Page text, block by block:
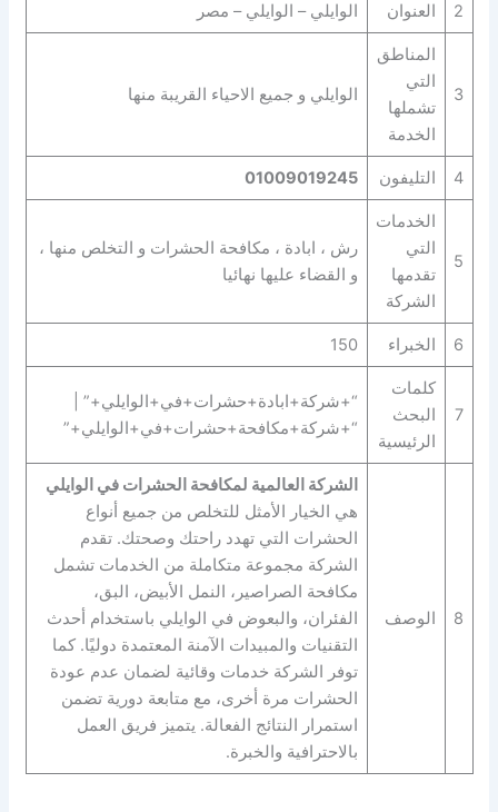
2 العنوان الوايلي – الوايلي – مصر
3
المناطق
التي
تشملها
الخدمة
الوايلي و جميع الاحياء القريبة منها
4 التليفون 01009019245
5
الخدمات
التي
تقدمها
الشركة
رش ، ابادة ، مكافحة الحشرات و التخلص منها ،
و القضاء عليها نهائيا
6 الخبراء 150
7
كلمات
البحث
الرئيسية
“+شركة+ابادة+حشرات+في+الوايلي+” |
“+شركة+مكافحة+حشرات+في+الوايلي+”
8 الوصف
الشركة العالمية لمكافحة الحشرات في الوايلي
هي الخيار الأمثل للتخلص من جميع أنواع
الحشرات التي تهدد راحتك وصحتك. تقدم
الشركة مجموعة متكاملة من الخدمات تشمل
مكافحة الصراصير، النمل الأبيض، البق،
الفئران، والبعوض في الوايلي باستخدام أحدث
التقنيات والمبيدات الآمنة المعتمدة دوليًا. كما
توفر الشركة خدمات وقائية لضمان عدم عودة
الحشرات مرة أخرى، مع متابعة دورية تضمن
استمرار النتائج الفعالة. يتميز فريق العمل
بالاحترافية والخبرة.